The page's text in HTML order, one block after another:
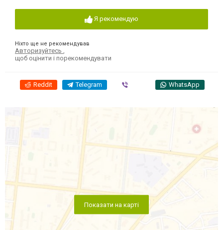
Я рекомендую
Ніхто ще не рекомендував
Авторизуйтесь
щоб оцінити і порекомендувати
Reddit Telegram WhatsApp
Показати на карті